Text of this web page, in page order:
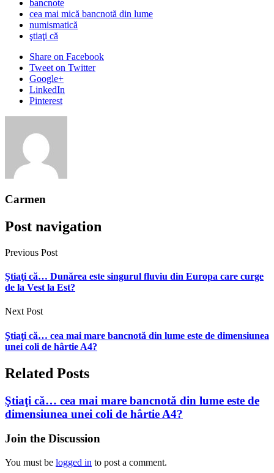
bancnote
cea mai mică bancnotă din lume
numismatică
ştiaţi că
Share on Facebook
Tweet on Twitter
Google+
LinkedIn
Pinterest
Carmen
Post navigation
Previous Post
Ştiaţi că… Dunărea este singurul fluviu din Europa care curge
de la Vest la Est?
Next Post
Ştiaţi că… cea mai mare bancnotă din lume este de dimensiunea
unei coli de hârtie A4?
Related Posts
Ştiaţi că… cea mai mare bancnotă din lume este de
dimensiunea unei coli de hârtie A4?
Join the Discussion
You must be logged in to post a comment.